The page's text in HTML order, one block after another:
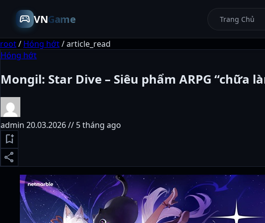
sports_esports VNGame Trang Chủ
root/ Hóng hớt/article_read
Hóng hớt
Mongil: Star Dive – Siêu phẩm ARPG “chữa
admin 20.03.2026 // 5 tháng ago
bookmark_add
share